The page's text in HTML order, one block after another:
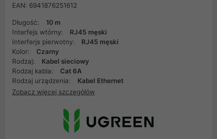
EAN: 6941876251612
Długość:
10 m
Interfejs wtórny:
RJ45 męski
Interferjs pierwotny:
RJ45 męski
Kolor:
Czarny
Rodzaj:
Kabel sieciowy
Rodzaj kabla:
Cat 6A
Rodzaj urządzenia:
Kabel Ethernet
Zobacz więcej szczegółów